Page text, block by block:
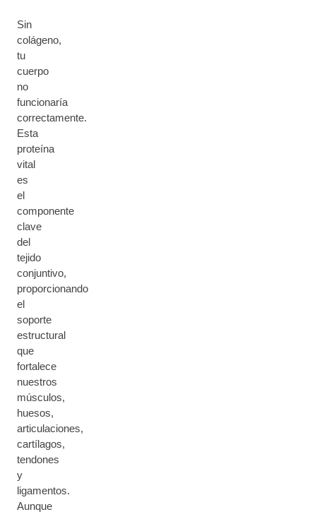
Sin
colágeno,
tu
cuerpo
no
funcionaría
correctamente.
Esta
proteína
vital
es
el
componente
clave
del
tejido
conjuntivo,
proporcionando
el
soporte
estructural
que
fortalece
nuestros
músculos,
huesos,
articulaciones,
cartílagos,
tendones
y
ligamentos.
Aunque